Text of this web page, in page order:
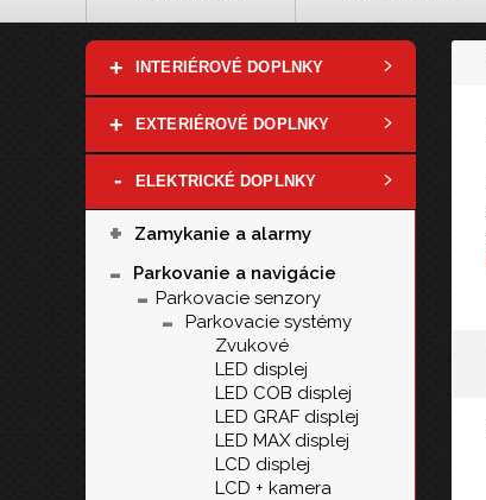
+ INTERIÉROVÉ DOPLNKY
+ EXTERIÉROVÉ DOPLNKY
- ELEKTRICKÉ DOPLNKY
+ Zamykanie a alarmy
- Parkovanie a navigácie
- Parkovacie senzory
-
Parkovacie systémy
Zvukové
LED displej
LED COB displej
LED GRAF displej
LED MAX displej
LCD displej
LCD + kamera